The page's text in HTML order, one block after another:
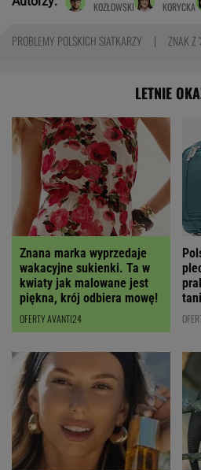
KOZŁOWSKI
KORYCKA
PROBLEMY POLSKICH SIATKARZY ZNAK Z
LETNIE
Znana marka wyprzedaje
wakacyjne sukienki. Ta w
kwiaty jak malowane jest
piękna, krój odbiera mowę!
OFERTY AVANTI24